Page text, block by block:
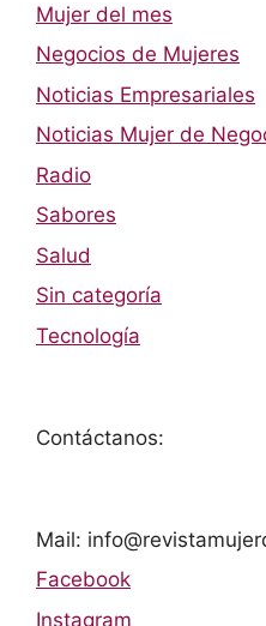
Mujer del mes
Negocios de Mujeres
Noticias Empresariales
Noticias Mujer de
Radio
Sabores
Salud
Sin categoría
Tecnología
Contáctanos:
Mail:
Facebook
Instagram